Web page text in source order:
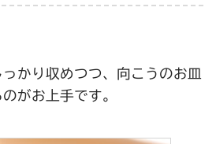
かり収めつつ、向こうのお皿
がお上手です。